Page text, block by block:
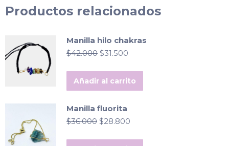
Productos relacionados
Manilla hilo chakras
$42.000 El
original
era:
$42.000.
$31.500
actual
es:
$31.500.
Añadir al carrito
Manilla fluorita
$36.000 El
original
$28.800
actual